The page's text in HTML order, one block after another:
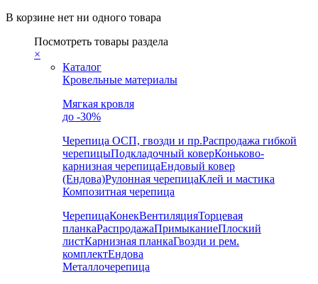
В корзине нет ни одного товара
Посмотреть товары раздела
×
Каталог
Кровельные материалы
Мягкая кровля
до -30%
Черепица ОСП, гвозди и пр.Распродажа гибкой
черепицыПодкладочный коверКоньково-
карнизная черепицаЕндовый ковер
(Ендова)Рулонная черепицаКлей и мастика
Композитная черепица
ЧерепицаКонекВентиляцияТорцевая
планкаРаспродажаПримыканиеПлоский
листКарнизная планкаГвозди и рем.
комплектЕндова
Металлочерепица